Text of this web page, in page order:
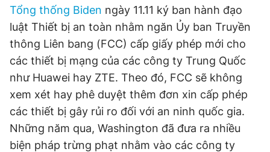
Tổng thống Biden ngày 11.11 ký ban hành đạo
luật Thiết bị an toàn nhằm ngăn Ủy ban Truyền
thông Liên bang (FCC) cấp giấy phép mới cho
các thiết bị mạng của các công ty Trung Quốc
như Huawei hay ZTE. Theo đó, FCC sẽ không
xem xét hay phê duyệt thêm đơn xin cấp phép
các thiết bị gây rủi ro đối với an ninh quốc gia.
Những năm qua, Washington đã đưa ra nhiều
biện pháp trừng phạt nhằm vào các công ty